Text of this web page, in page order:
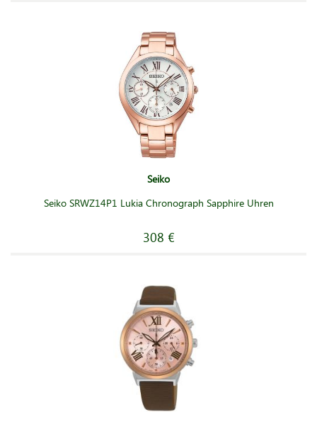
Seiko
Seiko SRWZ14P1 Lukia Chronograph Sapphire Uhren
308 €